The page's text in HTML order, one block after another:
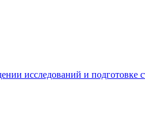
исследований и подготовке